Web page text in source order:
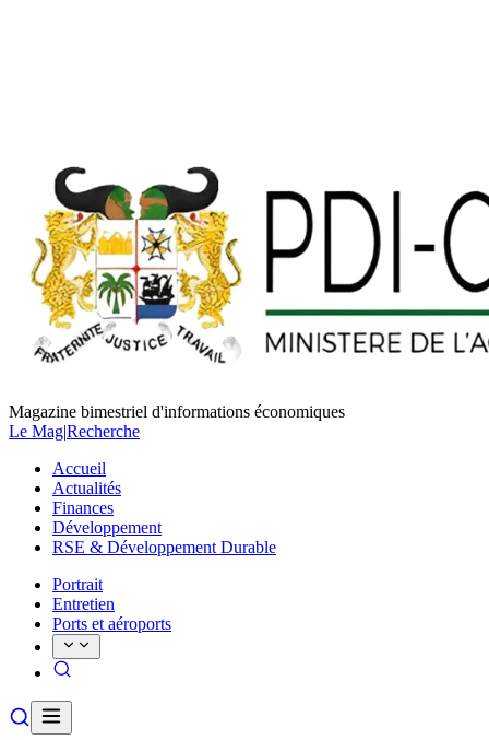
Magazine bimestriel d'informations économiques
Le Mag|Recherche
Accueil
Actualités
Finances
Développement
RSE & Développement Durable
Portrait
Entretien
Ports et aéroports